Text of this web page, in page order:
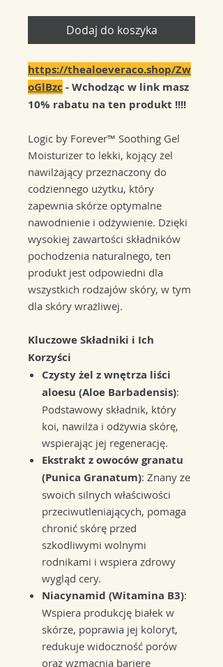
Dodaj do koszyka
https://thealoeveraco.shop/Zw
oGlBzc - Wchodząc w link masz
10% rabatu na ten produkt !!!!
Logic by Forever™ Soothing Gel
Moisturizer to lekki, kojący żel
nawilżający przeznaczony do
codziennego użytku, który
zapewnia skórze optymalne
nawodnienie i odżywienie. Dzięki
wysokiej zawartości składników
pochodzenia naturalnego, ten
produkt jest odpowiedni dla
wszystkich rodzajów skóry, w tym
dla skóry wrażliwej.
Kluczowe Składniki i Ich
Korzyści
Czysty żel z wnętrza liści
aloesu (Aloe Barbadensis):
Podstawowy składnik, który
koi, nawilża i odżywia skórę,
wspierając jej regenerację.
Ekstrakt z owoców granatu
(Punica Granatum): Znany ze
swoich silnych właściwości
przeciwutleniających, pomaga
chronić skórę przed
szkodliwymi wolnymi
rodnikami i wspiera zdrowy
wygląd cery.
Niacynamid (Witamina B3):
Wspiera produkcję białek w
skórze, poprawia jej koloryt,
redukuje widoczność porów
oraz wzmacnia barierę